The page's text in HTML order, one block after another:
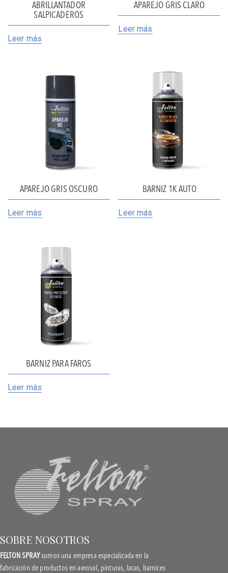
ABRILLANTADOR
SALPICADEROS
Leer más
APAREJO GRIS CLARO
Leer más
APAREJO GRIS OSCURO
Leer más
BARNIZ 1K AUTO
Leer más
BARNIZ PARA FAROS
Leer más
SOBRE NOSOTROS
FELTON SPRAYsomos una empresa especializada en la
fabricación de productos en aerosol, pinturas, lacas, barnices